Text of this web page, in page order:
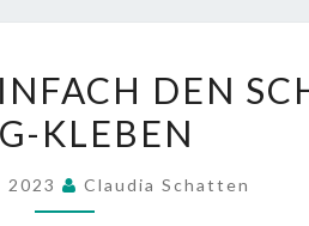
TAPING
–
DEN
DEN
KLEBEN
2023 Claudia Schatten